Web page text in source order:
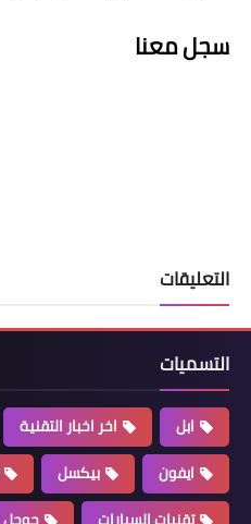
سجل معنا
التعليقات
التسميات
ابل اخر اخبار التقنية
ايفون
بيكسل